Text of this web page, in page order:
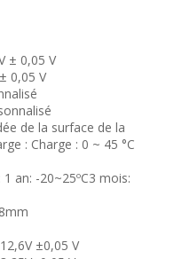
± 0,05 V
0,05 V
de la surface de la
: Charge : 0 ~ 45 °C
an: -20~25ºC3 mois:
±0,05 V